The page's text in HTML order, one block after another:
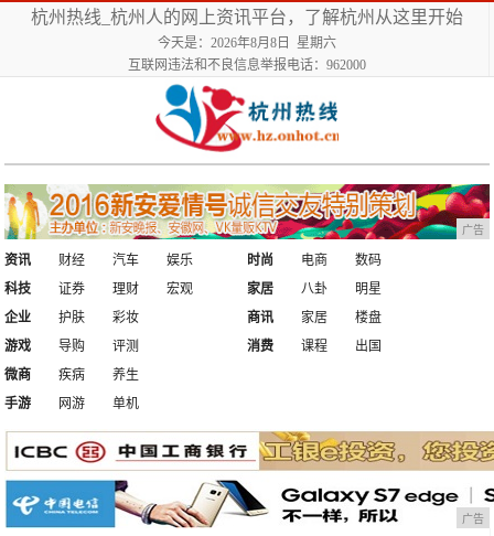
杭州热线_杭州人的网上资讯平台，了解杭州从这里开始
今天是：2026年8月8日 星期六
互联网违法和不良信息举报电话：962000
广告
资讯 财经 汽车
娱乐
科技
证券 理财 宏观
时尚 电商
数码
家居
八卦
明星
企业
护肤
彩妆
游戏
导购 评测
商讯 家居
楼盘
消费
课程
出国
微商
疾病
养生
手游
网游 单机
广告